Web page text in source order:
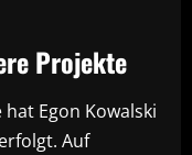
Projekte
Egon Kowalski
Auf